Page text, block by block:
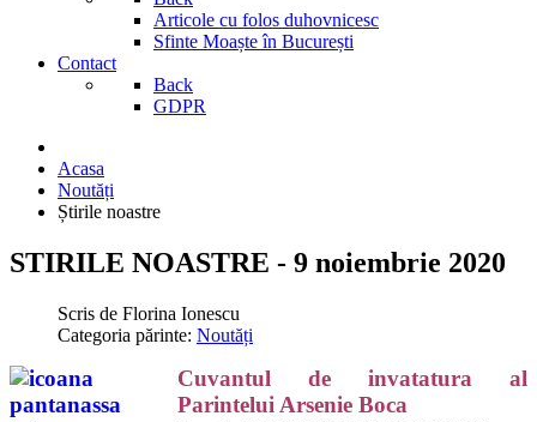
Articole cu folos duhovnicesc
Sfinte Moaște în București
Contact
Back
GDPR
Acasa
Noutăți
Știrile noastre
STIRILE NOASTRE - 9 noiembrie 2020
Scris de Florina Ionescu
Categoria părinte: Noutăți
Cuvantul de invatatura al
Parintelui Arsenie Boca